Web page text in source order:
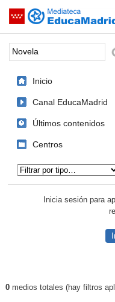
Saltar navegación
Palabra o frase:
Inicio
Canal EducaMadrid
Últimos contenidos
Centros
Inicia sesión para
Resultados de:
0medios totales (hay filtros